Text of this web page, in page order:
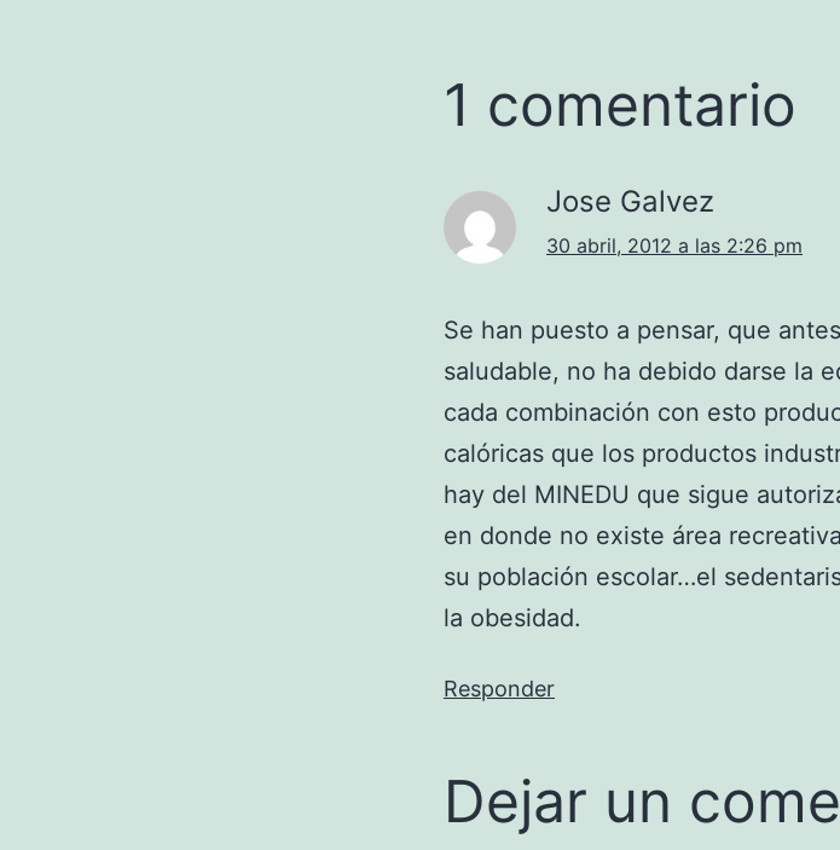
1 comentario
Jose Galvez
30 abril, 2012 a las 2:26 pm
Se han puesto a pensar, que
saludable, no ha debido darse la
cada combinación con esto
calóricas que los productos
hay del MINEDU que sigue
en donde no existe área
su población escolar…el
la obesidad.
Responder
Dejar un